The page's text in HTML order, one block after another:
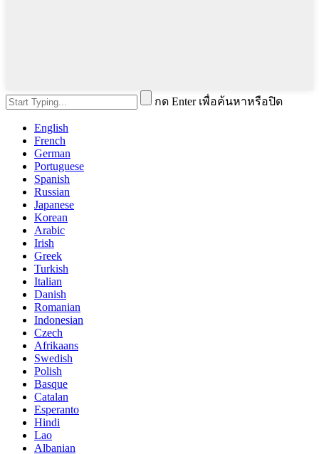
กด Enter เพื่อค้นหาหรือปิด
English
French
German
Portuguese
Spanish
Russian
Japanese
Korean
Arabic
Irish
Greek
Turkish
Italian
Danish
Romanian
Indonesian
Czech
Afrikaans
Swedish
Polish
Basque
Catalan
Esperanto
Hindi
Lao
Albanian